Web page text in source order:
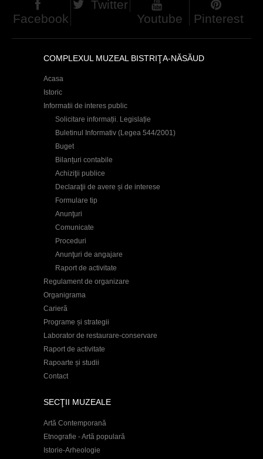
Facebook
Twitter
Youtube
Pinterest
COMPLEXUL MUZEAL BISTRIŢA-NĂSĂUD
Acasa
Istoric
Informatii de interes public
Solicitare informații. Legislație
Buletinul Informativ (Legea 544/2001)
Buget
Bilanțuri contabile
Achiziţii publice
Declaraţii de avere și de interese
Formulare tip
Anunţuri
Comunicate
Proceduri
Anunţuri de angajare
Raport de activitate
Regulament de organizare
Organigrama
Carieră
Programe și strategii
Laborator de restaurare-conservare
Raport de activitate
Rapoarte și studii
Contact
SECŢII MUZEALE
Artă Contemporană
Etnografie - Artă populară
Istorie-Arheologie